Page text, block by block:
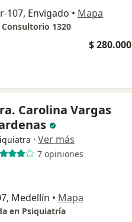
107, Envigado • Mapa
1320
$ 280.000
Carolina Vargas
· Ver más
7 opiniones
Medellín • Mapa
en Psiquiatría